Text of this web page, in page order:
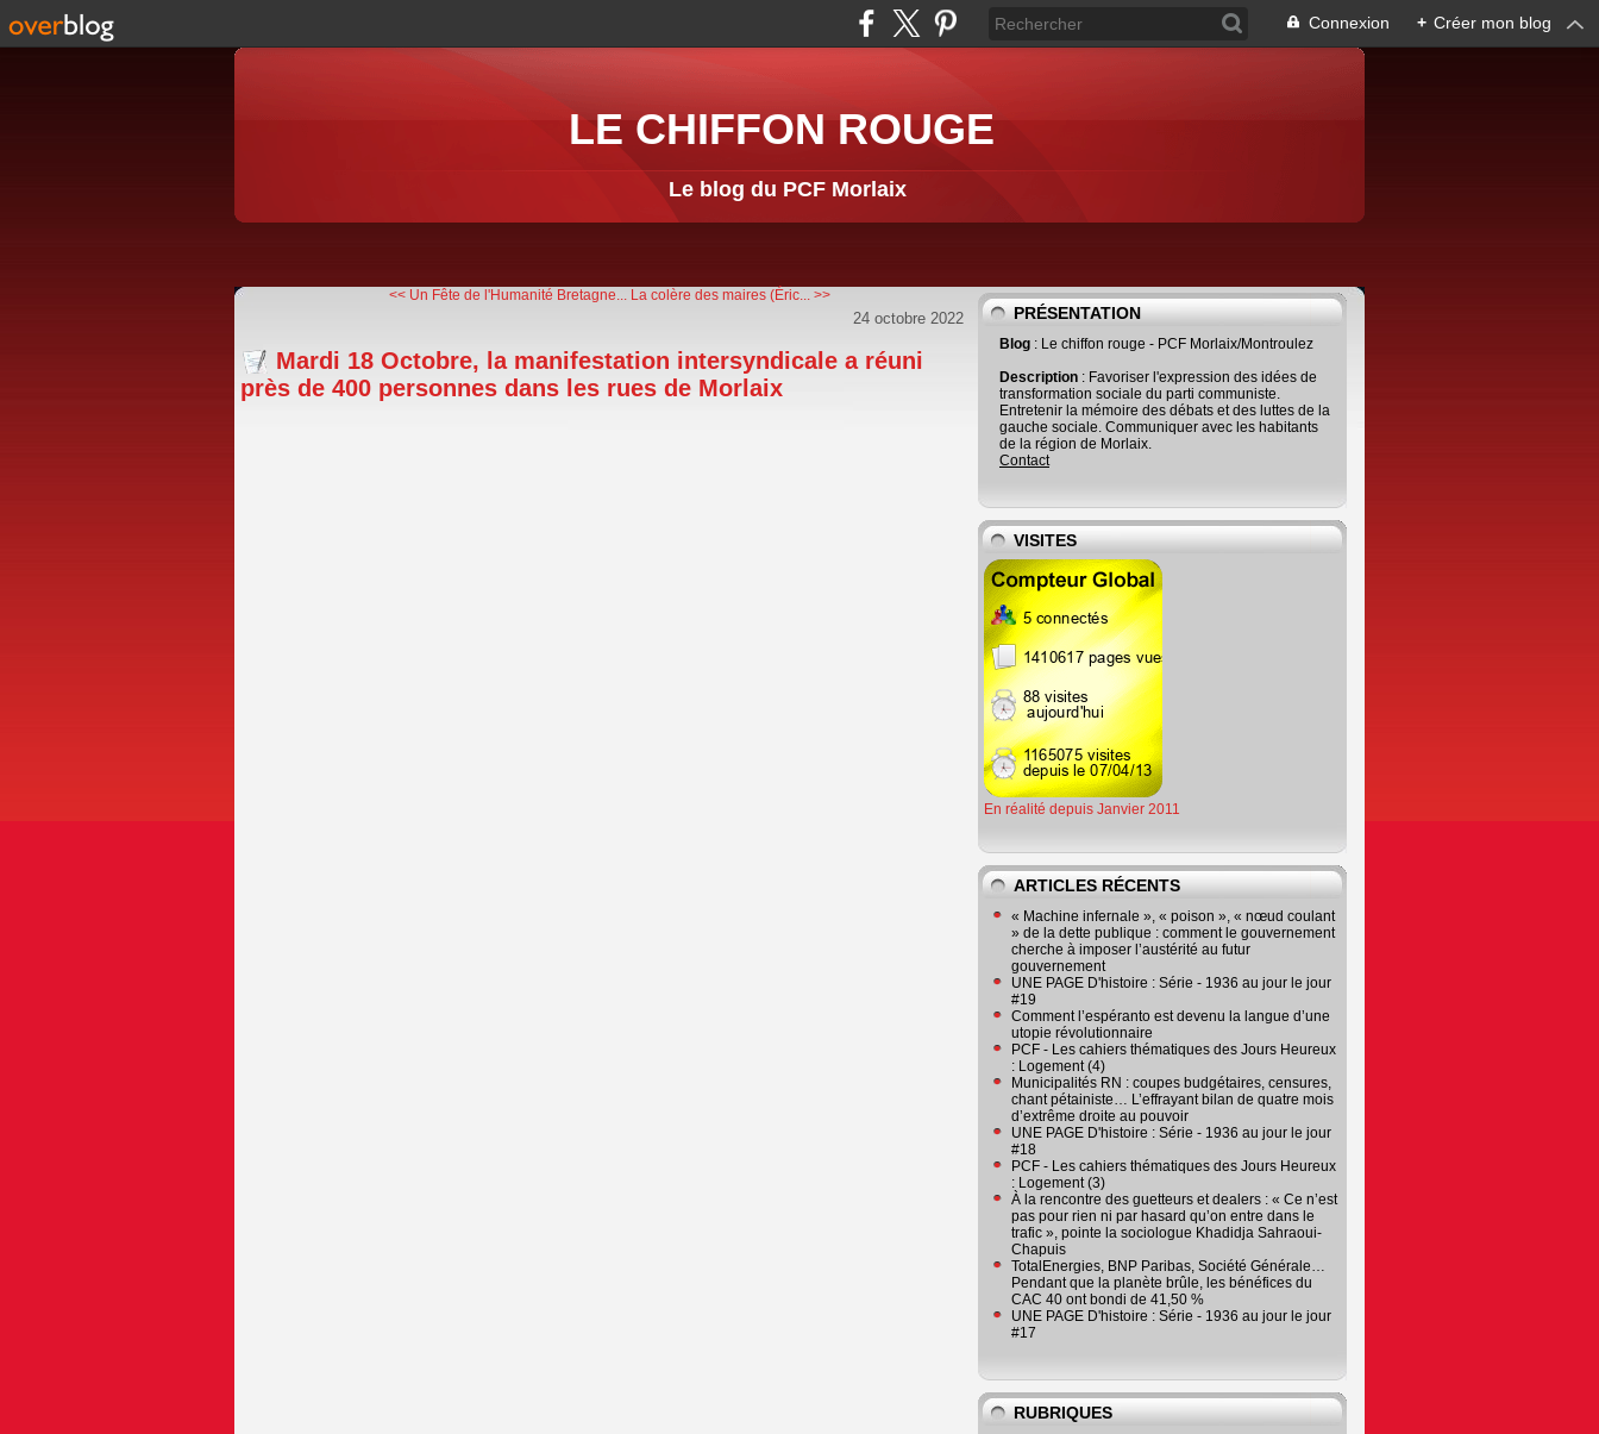
Connexion + Créer mon blog
LE CHIFFON ROUGE
Le blog du PCF Morlaix
<< Un Fête de l'Humanité Bretagne... La colère des maires (Éric... >>
24 octobre 2022
Mardi 18 Octobre, la manifestation intersyndicale a réuni
près de 400 personnes dans les rues de Morlaix
PRÉSENTATION
Blog : Le chiffon rouge - PCF Morlaix/Montroulez
Description : Favoriser l'expression des idées de
transformation sociale du parti communiste.
Entretenir la mémoire des débats et des luttes de la
gauche sociale. Communiquer avec les habitants
de la région de Morlaix.
Contact
VISITES
En réalité depuis Janvier 2011
ARTICLES RÉCENTS
« Machine infernale », « poison », « nœud coulant
» de la dette publique : comment le gouvernement
cherche à imposer l’austérité au futur
gouvernement
UNE PAGE D'histoire : Série - 1936 au jour le jour
#19
Comment l’espéranto est devenu la langue d’une
utopie révolutionnaire
PCF - Les cahiers thématiques des Jours Heureux
: Logement (4)
Municipalités RN : coupes budgétaires, censures,
chant pétainiste… L’effrayant bilan de quatre mois
d’extrême droite au pouvoir
UNE PAGE D'histoire : Série - 1936 au jour le jour
#18
PCF - Les cahiers thématiques des Jours Heureux
: Logement (3)
À la rencontre des guetteurs et dealers : « Ce n’est
pas pour rien ni par hasard qu’on entre dans le
trafic », pointe la sociologue Khadidja Sahraoui-
Chapuis
TotalEnergies, BNP Paribas, Société Générale…
Pendant que la planète brûle, les bénéfices du
CAC 40 ont bondi de 41,50 %
UNE PAGE D'histoire : Série - 1936 au jour le jour
#17
RUBRIQUES